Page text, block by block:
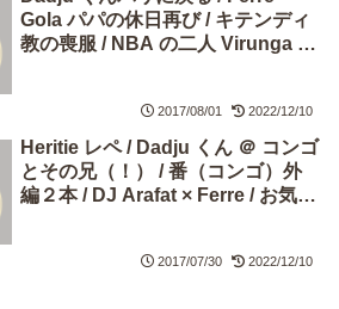
Gola パパの休日再び / キテンディ
教の喪服 / NBA の二人 Virunga へ
2017/08/01 2022/12/10
Heritie レペ / Dadju くん ＠ コンゴ
とその兄（！） / 番（コンゴ）外
編２本 / DJ Arafat × Ferre / お気に
2017/07/30 2022/12/10